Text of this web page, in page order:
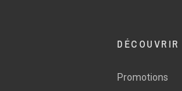
DÉCOUVRIR
Promotions